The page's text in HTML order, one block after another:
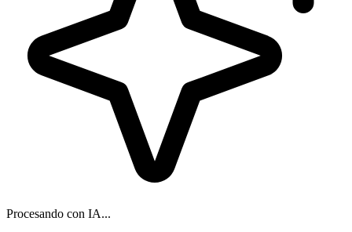
Procesando con IA...